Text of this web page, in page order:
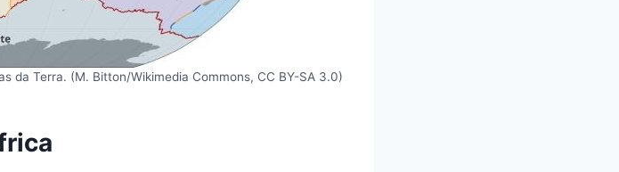
da Terra. (M. Bitton/Wikimedia Commons, CC BY-SA 3.0)